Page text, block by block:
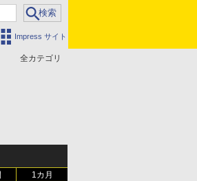
Impress サイト
全カテゴリ
1カ月